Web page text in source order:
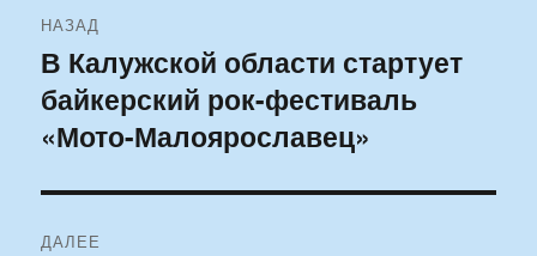
по
записям
НАЗАД
Предыдущая
запись:
В Калужской области стартует
байкерский рок-фестиваль
«Мото-Малоярославец»
ДАЛЕЕ